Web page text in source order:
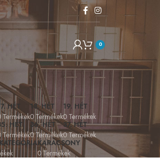
0
HÉT
Termékek
18. HÉT
0 Termékek
19. HÉT
0 Termékek
HÉT
Termékek
36. HÉT
0 Termékek
37. HÉT
0 Termékek
KARÁCSONY
0 Termékek